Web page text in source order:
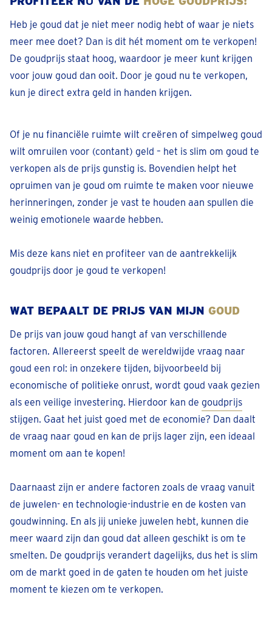
Dendermonde
Lindanusstraat 1
Bel 05 228 01 44
Diest
Koningin Astridlaan 2
Sluit binnenkort
• Open tot 17:30
Bel 013 48 01 48
Afspraak inplannen
Ninoofsesteenweg 142
Bel 028-941347
Afspraak inplannen
Eeklo
Markt 33
Sluit binnenkort • Open tot 17:30
Bel + 32 94961479
Afspraak inplannen
Erpe-Mere
Afspraak inplannen
Genk
expertise om de echtheid te bepalen.
Heb je goud dat je niet meer nodig hebt of waar je niets
meer mee doet? Dan is dit hét moment om te verkopen!
De goudprijs staat hoog, waardoor je meer kunt krijgen
voor jouw goud dan ooit. Door je goud nu te verkopen,
kun je direct extra geld in handen krijgen.
Of je nu financiële ruimte wilt creëren of simpelweg goud
wilt omruilen voor (contant) geld – het is slim om goud te
verkopen als de prijs gunstig is. Bovendien helpt het
opruimen van je goud om ruimte te maken voor nieuwe
herinneringen, zonder je vast te houden aan spullen die
weinig emotionele waarde hebben.
Mis deze kans niet en profiteer van de aantrekkelijk
goudprijs door je goud te verkopen!
WAT BEPAALT DE PRIJS VAN MIJN GOUD
De prijs van jouw goud hangt af van verschillende
factoren. Allereerst speelt de wereldwijde vraag naar
goud een rol: in onzekere tijden, bijvoorbeeld bij
economische of politieke onrust, wordt goud vaak gezien
als een veilige investering. Hierdoor kan de goudprijs
stijgen. Gaat het juist goed met de economie? Dan daalt
de vraag naar goud en kan de prijs lager zijn, een ideaal
moment om aan te kopen!
Daarnaast zijn er andere factoren zoals de vraag vanuit
de juwelen- en technologie-industrie en de kosten van
goudwinning. En als jij unieke juwelen hebt, kunnen die
meer waard zijn dan goud dat alleen geschikt is om te
smelten. De goudprijs verandert dagelijks, dus het is slim
om de markt goed in de gaten te houden om het juiste
moment te kiezen om te verkopen.